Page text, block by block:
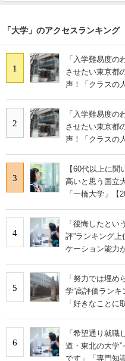
「大学」のアクセスランキング
1
「入学難易度
させたい東京都
声！「クラスの
2
「入学難易度
させたい東京都
声！「クラスの
3
【60代以上に
高いと思う国立
「一橋大学」【
4
「後悔したと
評”ランキング
ケーション能力
5
「努力では埋
学”高評価ランキ
「好きなことに
6
「希望通り就
道・東北の大学
です」「専門知